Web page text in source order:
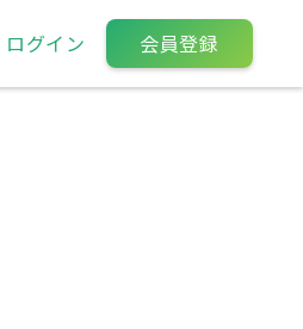
ログイン 会員登録